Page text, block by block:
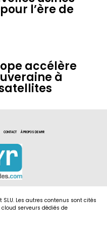
l’ère de
accélère
à
CONTACT À PROPOS DE MYR
Les autres contenus sont cités
serveurs dédiés de